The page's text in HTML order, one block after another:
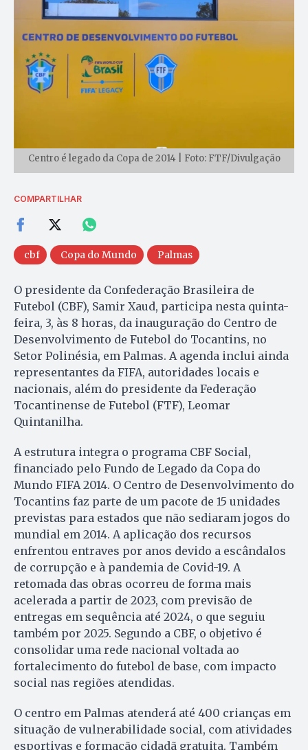
Centro é legado da Copa de 2014 | Foto: FTF/Divulgação
COMPARTILHAR
cbf Copa do Mundo Palmas
O presidente da Confederação Brasileira de
Futebol (CBF), Samir Xaud, participa nesta quinta-
feira, 3, às 8 horas, da inauguração do Centro de
Desenvolvimento de Futebol do Tocantins, no
Setor Polinésia, em Palmas. A agenda inclui ainda
representantes da FIFA, autoridades locais e
nacionais, além do presidente da Federação
Tocantinense de Futebol (FTF), Leomar
Quintanilha.
A estrutura integra o programa CBF Social,
financiado pelo Fundo de Legado da Copa do
Mundo FIFA 2014. O Centro de Desenvolvimento do
Tocantins faz parte de um pacote de 15 unidades
previstas para estados que não sediaram jogos do
mundial em 2014. A aplicação dos recursos
enfrentou entraves por anos devido a escândalos
de corrupção e à pandemia de Covid-19. A
retomada das obras ocorreu de forma mais
acelerada a partir de 2023, com previsão de
entregas em sequência até 2024, o que seguiu
também por 2025. Segundo a CBF, o objetivo é
consolidar uma rede nacional voltada ao
fortalecimento do futebol de base, com impacto
social nas regiões atendidas.
O centro em Palmas atenderá até 400 crianças em
situação de vulnerabilidade social, com atividades
esportivas e formação cidadã gratuita. Também